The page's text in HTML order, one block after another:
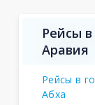
Рейсы
Аравия
Рейсы в
Абха